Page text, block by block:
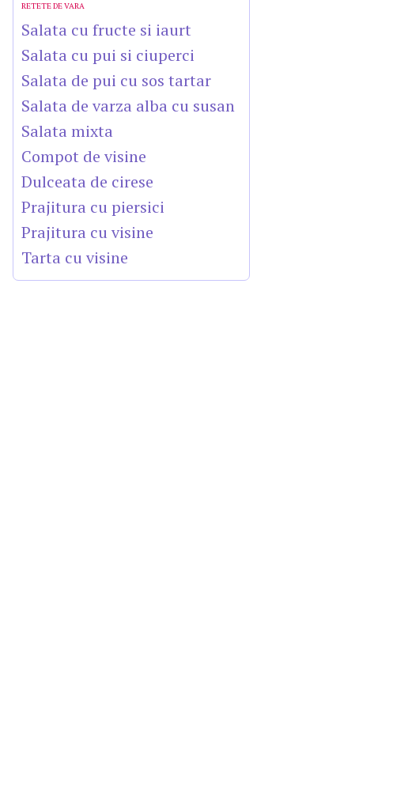
RETETE DE VARA
Salata cu fructe si iaurt
Salata cu pui si ciuperci
Salata de pui cu sos tartar
Salata de varza alba cu susan
Salata mixta
Compot de visine
Dulceata de cirese
Prajitura cu piersici
Prajitura cu visine
Tarta cu visine